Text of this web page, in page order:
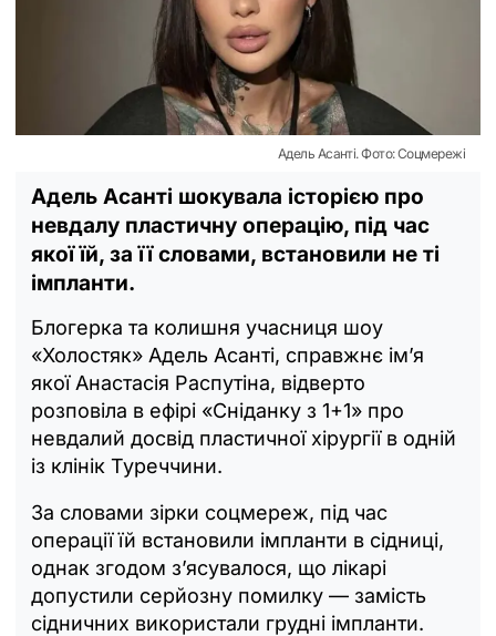
Адель Асанті. Фото: Соцмережі
Адель Асанті шокувала історією про
невдалу пластичну операцію, під час
якої їй, за її словами, встановили не ті
імпланти.
Блогерка та колишня учасниця шоу
«Холостяк» Адель Асанті, справжнє ім’я
якої Анастасія Распутіна, відверто
розповіла в ефірі «Сніданку з 1+1» про
невдалий досвід пластичної хірургії в одній
із клінік Туреччини.
За словами зірки соцмереж, під час
операції їй встановили імпланти в сідниці,
однак згодом з’ясувалося, що лікарі
допустили серйозну помилку — замість
сідничних використали грудні імпланти.